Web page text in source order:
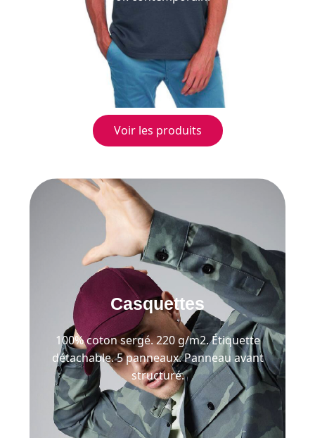
Voir les produits
Casquettes
100% coton sergé. 220 g/m2. Étiquette
détachable. 5 panneaux. Panneau avant
structuré.